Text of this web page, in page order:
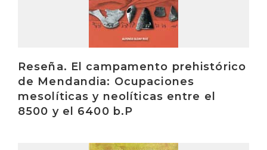
Reseña. El campamento prehistórico
de Mendandia: Ocupaciones
mesolíticas y neolíticas entre el
8500 y el 6400 b.P